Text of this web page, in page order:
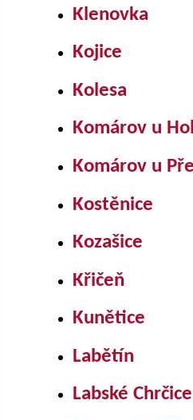
Klenovka
Kojice
Kolesa
Komárov u
Komárov u
Kostěnice
Kozašice
Křičeň
Kunětice
Labětín
Labské Chrčice